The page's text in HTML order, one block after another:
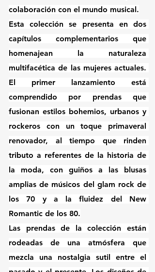
colaboración con el mundo musical.
Esta colección se presenta en dos
capítulos complementarios que
homenajean la naturaleza
multifacética de las mujeres actuales.
El primer lanzamiento está
comprendido por prendas que
fusionan estilos bohemios, urbanos y
rockeros con un toque primaveral
renovador, al tiempo que rinden
tributo a referentes de la historia de
la moda, con guiños a las blusas
amplias de músicos del glam rock de
los 70 y a la fluidez del New
Romantic de los 80.
Las prendas de la colección están
rodeadas de una atmósfera que
mezcla una nostalgia sutil entre el